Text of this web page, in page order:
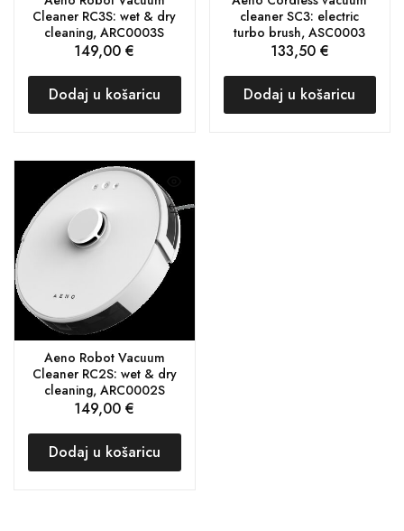
Cleaner RC3S: wet & dry
cleaning, ARC0003S
149,00€
Dodaj u košaricu
cleaner SC3: electric
turbo brush, ASC0003
133,50 €
Dodaj u košaricu
Aeno Robot Vacuum
Cleaner RC2S: wet & dry
cleaning, ARC0002S
149,00€
Dodaj u košaricu